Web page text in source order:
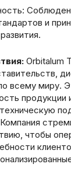
и
Orbitalum
всему миру.
продукции
чтобы